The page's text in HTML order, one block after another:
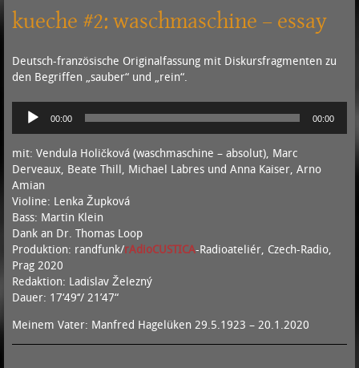
kueche #2: waschmaschine – essay
Deutsch-französische Originalfassung mit Diskursfragmenten zu
den Begriffen „sauber“ und „rein“.
Audio-
Player
00:00 00:00
mit: Vendula Holičková (waschmaschine – absolut), Marc
Derveaux, Beate Thill, Michael Labres und Anna Kaiser, Arno
Amian
Violine: Lenka Župková
Bass: Martin Klein
Dank an Dr. Thomas Loop
Produktion: randfunk/rAdioCUSTICA-Radioateliér, Czech-Radio,
Prag 2020
Redaktion: Ladislav Železný
Dauer: 17‘49‘‘/ 21’47“
Meinem Vater: Manfred Hagelüken 29.5.1923 – 20.1.2020